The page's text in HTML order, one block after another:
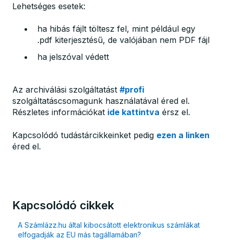
Lehetséges esetek:
ha hibás fájlt töltesz fel, mint például egy
.pdf kiterjesztésű, de valójában nem PDF fájl
ha jelszóval védett
Az archiválási szolgáltatást #profi
szolgáltatáscsomagunk használatával éred el.
Részletes információkat ide kattintva érsz el.
Kapcsolódó tudástárcikkeinket pedig ezen a linken
éred el.
Kapcsolódó cikkek
A Számlázz.hu által kibocsátott elektronikus számlákat
elfogadják az EU más tagállamában?